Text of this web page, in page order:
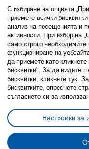
Последвайте ни:
FacebookTwitterYoutube
Политика за
Избор на
Условия за ползване на
Политика за
Общи
С избиране на опцията
приемете всички
анализ на посещенията и
активности. При избор на
само строго необходимитe
функциониране на
да приемете като
бисквитки". За да видите
бисквитки, кликнете тук.
бисквитките, опреснете
съгласието си за
Настройки за